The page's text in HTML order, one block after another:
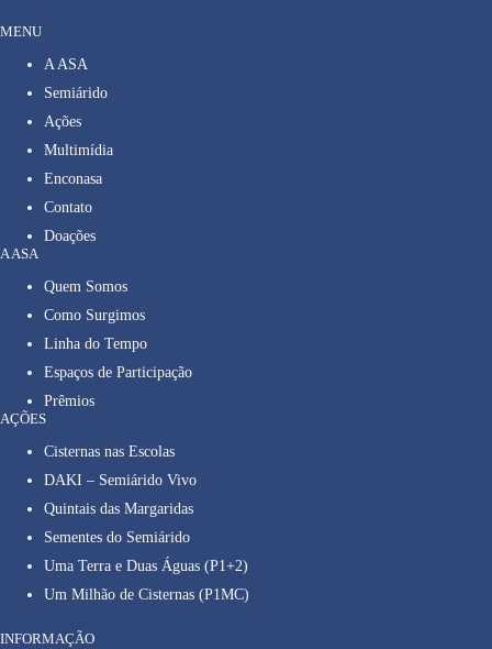
MENU
A ASA
Semiárido
Ações
Multimídia
Enconasa
Contato
Doações
A ASA
Quem Somos
Como Surgimos
Linha do Tempo
Espaços de Participação
Prêmios
AÇÕES
Cisternas nas Escolas
DAKI – Semiárido Vivo
Quintais das Margaridas
Sementes do Semiárido
Uma Terra e Duas Águas (P1+2)
Um Milhão de Cisternas (P1MC)
INFORMAÇÃO